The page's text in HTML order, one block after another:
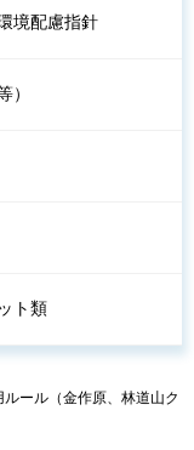
境配慮指針
）
ト類
ルール（金作原、林道山ク